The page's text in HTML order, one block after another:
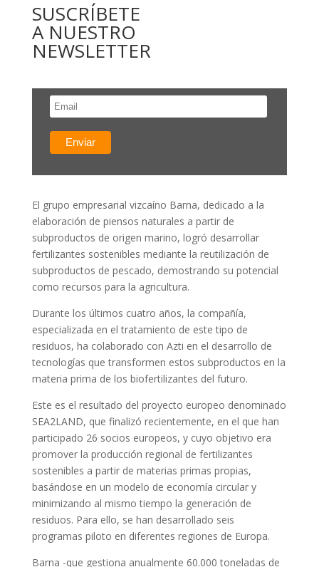
SUSCRÍBETE
A NUESTRO
NEWSLETTER
El grupo empresarial vizcaíno Barna, dedicado a la
elaboración de piensos naturales a partir de
subproductos de origen marino, logró desarrollar
fertilizantes sostenibles mediante la reutilización de
subproductos de pescado, demostrando su potencial
como recursos para la agricultura.
Durante los últimos cuatro años, la compañía,
especializada en el tratamiento de este tipo de
residuos, ha colaborado con Azti en el desarrollo de
tecnologías que transformen estos subproductos en la
materia prima de los biofertilizantes del futuro.
Este es el resultado del proyecto europeo denominado
SEA2LAND, que finalizó recientemente, en el que han
participado 26 socios europeos, y cuyo objetivo era
promover la producción regional de fertilizantes
sostenibles a partir de materias primas propias,
basándose en un modelo de economía circular y
minimizando al mismo tiempo la generación de
residuos. Para ello, se han desarrollado seis
programas piloto en diferentes regiones de Europa.
Barna -que gestiona anualmente 60.000 toneladas de